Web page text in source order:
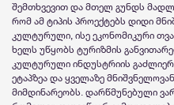
შემთხვევით და მთელ გუნდს
რომ ამ ტიპის პროექტებს დიდი
კულტურული, ისე ეკონომიკური
ხელს უწყობს ტურიზმის
კულტურული ინდუსტრიის
ეტაპზეა და ყველაზე
მიმდინარეობს. დარწმუნებული